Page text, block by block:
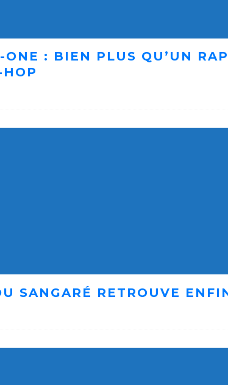
ONE : BIEN PLUS QU’UN
SANGARÉ RETROUVE